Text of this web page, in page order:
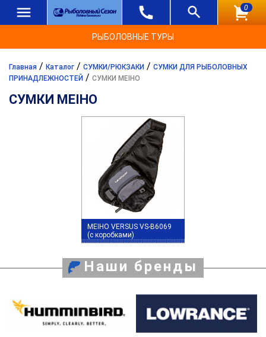
0
РЫБОЛОВНЫЕ ТУРЫ
Главная / Каталог / СУМКИ/РЮКЗАКИ / СУМКИ ДЛЯ РЫБОЛОВНЫХ
ПРИНАДЛЕЖНОСТЕЙ / СУМКИ MEIHO
СУМКИ MEIHO
MEIHO VERSUS VS-B6069
(с коробками)
Наши бренды